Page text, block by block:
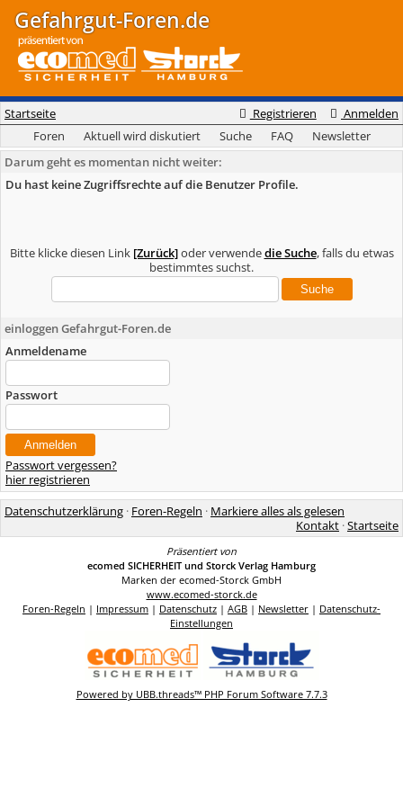
Gefahrgut-Foren.de
Registrieren Anmelden
Startseite
Foren
Aktuell wird diskutiert Suche FAQ
Newsletter
Darum geht es momentan nicht weiter:
Du hast keine Zugriffsrechte auf die Benutzer Profile.
Bitte klicke diesen Link [Zurück]oder verwendedie Suche, falls du etwas
bestimmtes suchst.
einloggen Gefahrgut-Foren.de
Anmeldename
Passwort
Passwort vergessen?
hier registrieren
Datenschutzerklärung · Foren-Regeln · Markiere alles als gelesen
Kontakt ·Startseite
Präsentiert von
ecomed SICHERHEIT und Storck Verlag Hamburg
Marken der ecomed-Storck GmbH
www.ecomed-storck.de
Foren-Regeln | Impressum | Datenschutz | AGB | Newsletter | Datenschutz-
Einstellungen
Powered by UBB.threads™ PHP Forum Software 7.7.3